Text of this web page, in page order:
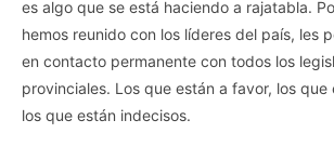
es algo que se está haciendo a rajatabla.
hemos reunido con los líderes del país, les
en contacto permanente con todos los
provinciales. Los que están a favor, los que
los que están indecisos.